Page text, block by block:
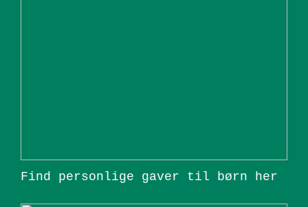
Find personlige gaver til børn her